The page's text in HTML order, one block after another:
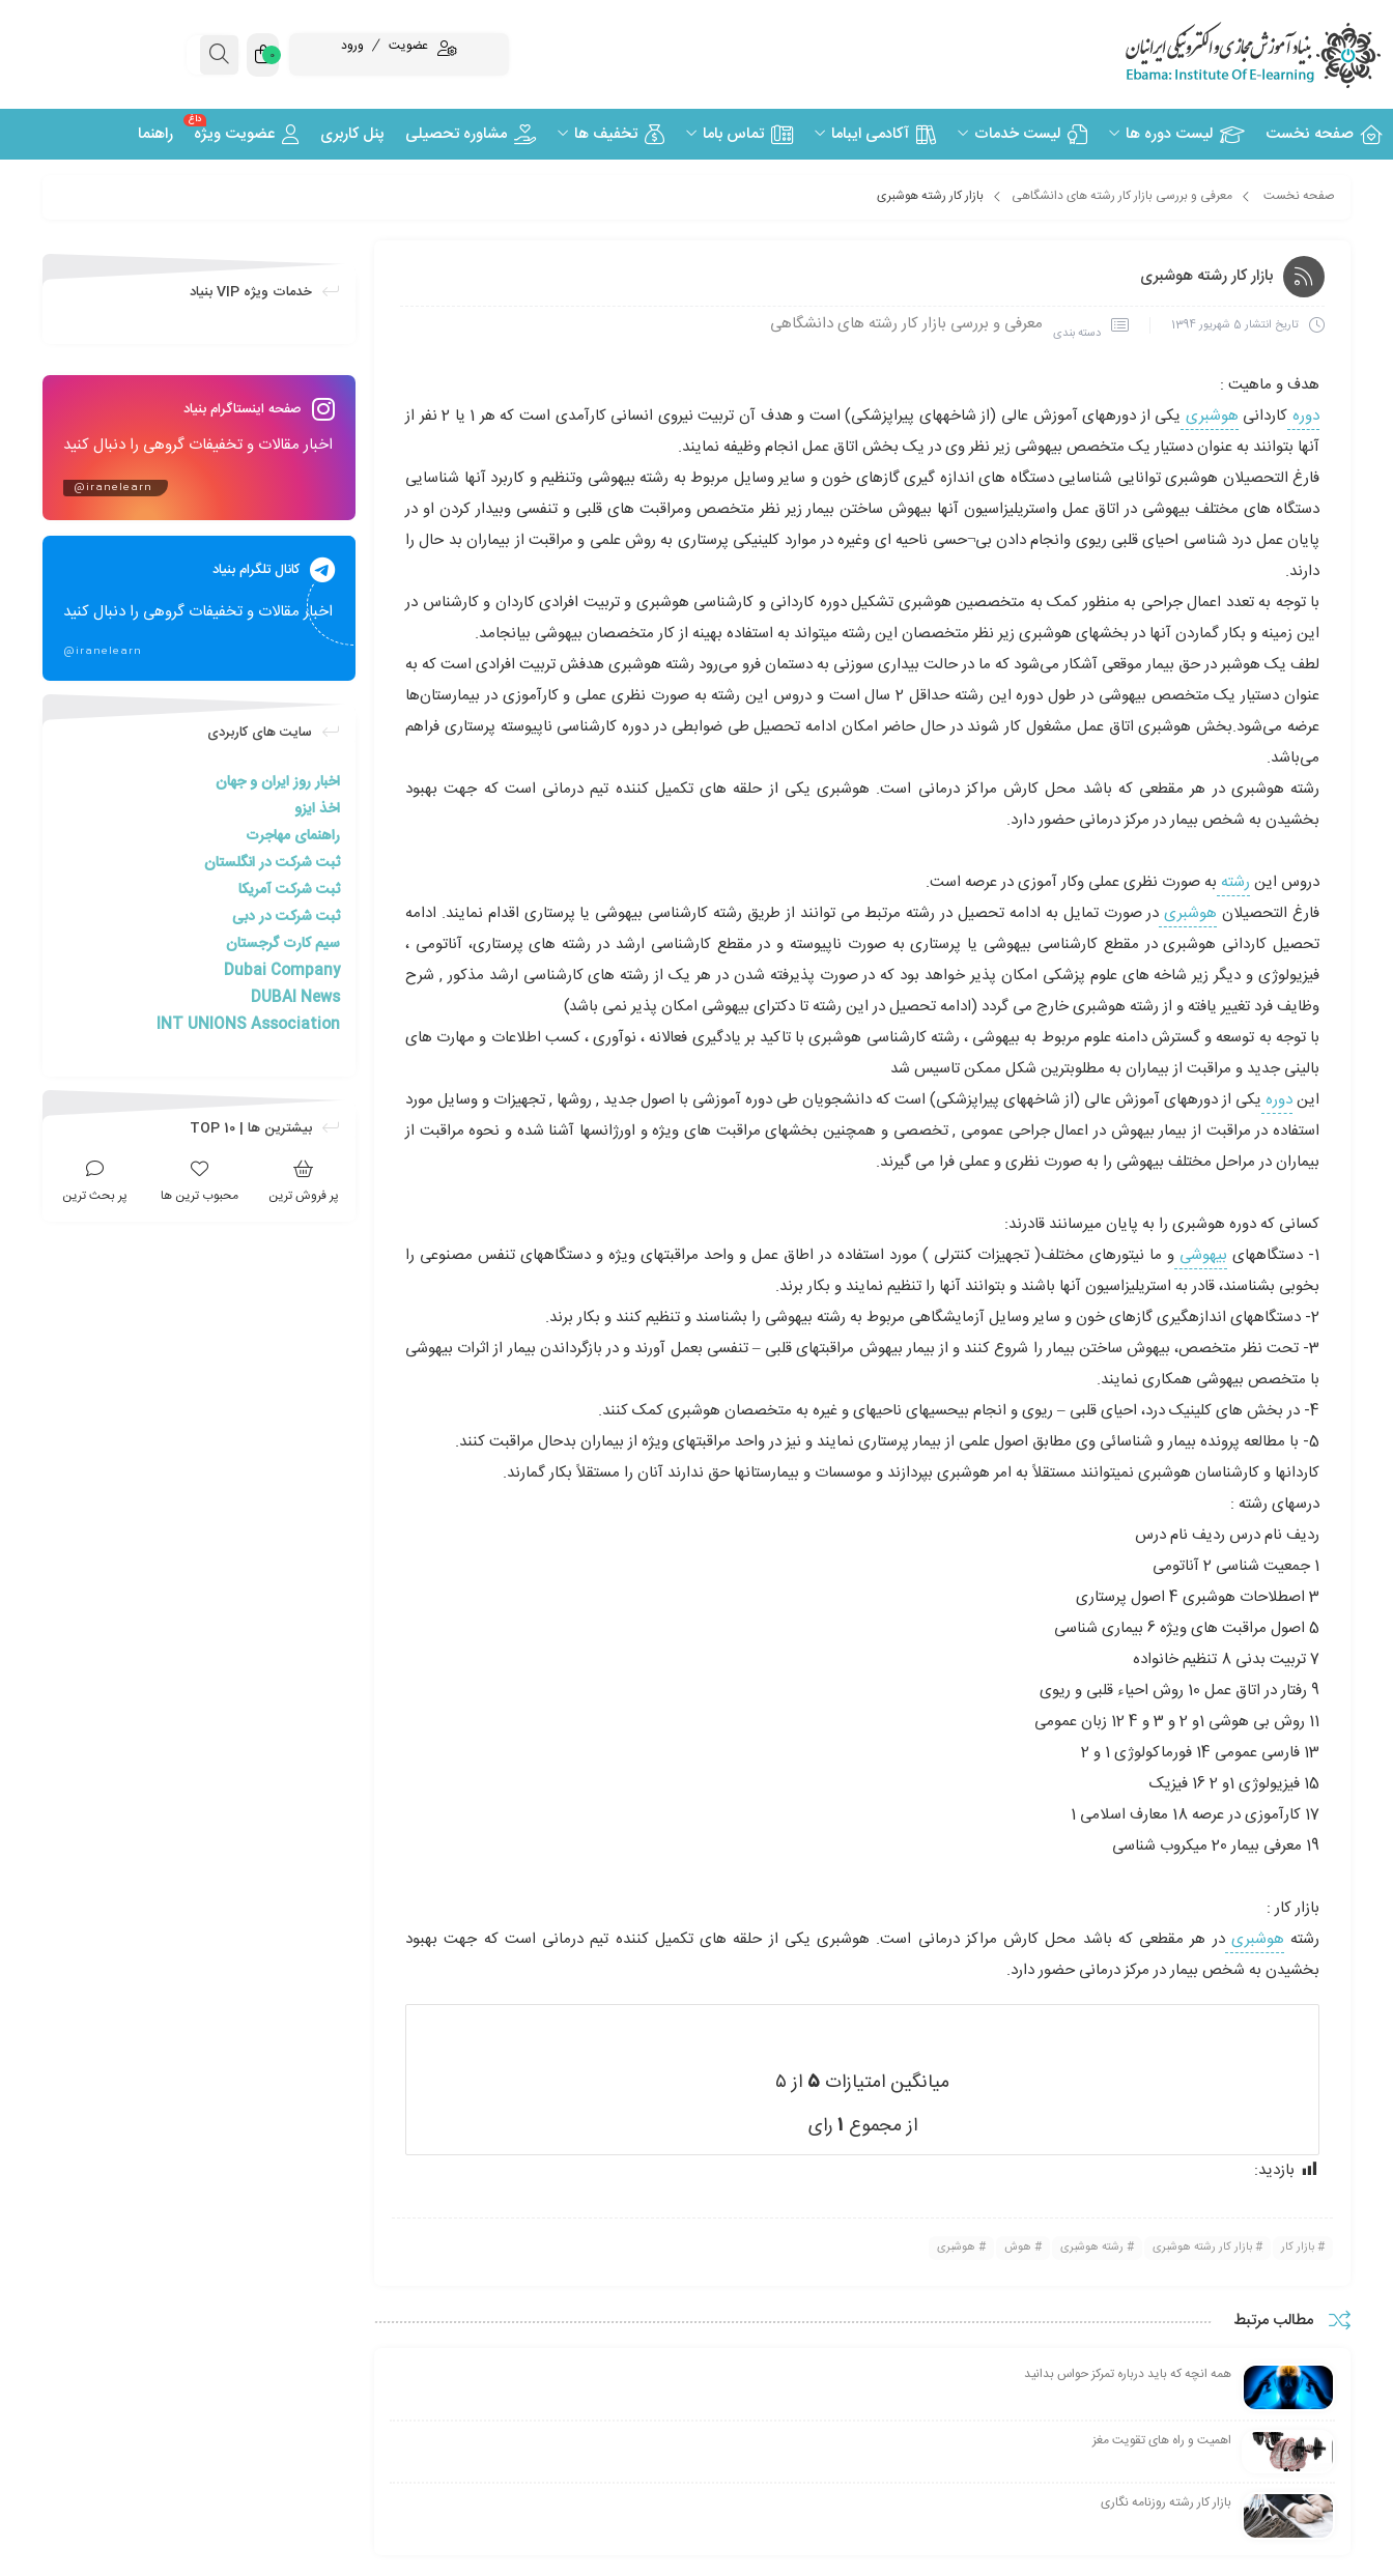
عضویت ورود 0
صفحه نخست لیست دوره ها لیست خدمات آکادمی ایباما تماس باما تخفیف ها مشاوره تحصیلی پنل کاربری عضویت ویژه
داغ
راهنما
صفحه نخست معرفی و بررسی بازار کار رشته های دانشگاهی بازار کار رشته هوشبری
بازار کار رشته هوشبری
تاریخ انتشار5 شهریور 1394 دسته بندی معرفی و بررسی بازار کار رشته های دانشگاهی
هدف و ماهیت :
دوره کاردانی هوشبری
یکی از دوره‏های آموزش عالی (از شاخه‏های پیراپزشکی) است و هدف آن تربیت نیروی انسانی کارآمدی است که هر 1 یا 2 نفر از
آنها بتوانند به عنوان دستیار یک متخصص بیهوشی زیر نظر وی در یک بخش اتاق عمل انجام وظیفه نمایند.
فارغ التحصیلان هوشبری توانایی شناسایی دستگاه های اندازه گیری گازهای خون و سایر وسایل مربوط به رشته بیهوشی وتنظیم و کاربرد آنها شناسایی
دستگاه های مختلف بیهوشی در اتاق عمل واستریلیزاسیون آنها بیهوش ساختن بیمار زیر نظر متخصص ومراقبت های قلبی و تنفسی وبیدار کردن او در
پایان عمل درد شناسی احیای قلبی ریوی وانجام دادن بی¬حسی ناحیه ای وغیره در موارد کلینیکی پرستاری به روش علمی و مراقبت از بیماران بد حال را
دارند.
با توجه به تعدد اعمال جراحی به منظور کمک به متخصصین هوشبری تشکیل دوره کاردانی و کارشناسی هوشبری و تربیت افرادی کاردان و کارشناس در
این زمینه و بکار گماردن آنها در بخشهای هوشبری زیر نظر متخصصان این رشته می‏تواند به استفاده بهینه از کار متخصصان بیهوشی بیانجامد.
لطف یک هوشبر در حق بیمار موقعی آشکار می‌شود که ما در حالت بیداری سوزنی به دستمان فرو می‌رود رشته هوشبری هدفش تربیت افرادی است که به
عنوان دستیار یک متخصص بیهوشی در طول دوره این رشته حداقل 2 سال است و دروس این رشته به صورت نظری عملی و کارآموزی در بیمارستان‌ها
عرضه می‌شود.بخش هوشبری اتاق عمل مشغول کار شوند در حال حاضر امکان ادامه تحصیل طی ضوابطی در دوره کارشناسی ناپیوسته پرستاری فراهم
می‌باشد.
رشته هوشبری در هر مقطعی که باشد محل کارش مراکز درمانی است. هوشبری یکی از حلقه های تکمیل کننده تیم درمانی است که جهت بهبود
بخشیدن به شخص بیمار در مرکز درمانی حضور دارد.
دروس این رشته به صورت نظری عملی وکار آموزی در عرصه است.
فارغ ‏التحصیلان هوشبری در صورت تمایل به ادامه تحصیل در رشته مرتبط می توانند از طریق رشته کارشناسی بیهوشی یا پرستاری اقدام نمایند. ادامه
تحصیل کاردانی هوشبری در مقطع کارشناسی بیهوشی یا پرستاری به صورت ناپیوسته و در مقطع کارشناسی ارشد در رشته های پرستاری، آناتومی ،
فیزیولوژی و دیگر زیر شاخه های علوم پزشکی امکان پذیر خواهد بود که در صورت پذیرفته شدن در هر یک از رشته های کارشناسی ارشد مذکور , شرح
وظایف فرد تغییر یافته و از رشته هوشبری خارج می گردد (ادامه تحصیل در این رشته تا دکترای بیهوشی امکان پذیر نمی باشد)
با توجه به توسعه و گسترش دامنه علوم مربوط به بیهوشی ، رشته کارشناسی هوشبری با تاکید بر یادگیری فعالانه ، نوآوری ، کسب اطلاعات و مهارت های
بالینی جدید و مراقبت از بیماران به مطلوبترین شکل ممکن تاسیس شد
ایندوره یکی از دوره‏های آموزش عالی (از شاخه‏های پیراپزشکی) است که دانشجویان طی دوره آموزشی با اصول جدید , روشها , تجهیزات و وسایل مورد
استفاده در مراقبت از بیمار بیهوش در اعمال جراحی عمومی , تخصصی و همچنین بخشهای مراقبت های ویژه و اورژانسها آشنا شده و نحوه مراقبت از
بیماران در مراحل مختلف بیهوشی را به صورت نظری و عملی فرا می گیرند.
کسانی که دوره هوشبری را به پایان می‏رسانند قادرند:
1- دستگاههای
بیهوشیو ما نیتورهای مختلف( تجهیزات کنترلی ) مورد استفاده در اطاق عمل و واحد مراقبت‏های ویژه و دستگاههای تنفس مصنوعی را
بخوبی بشناسند، قادر به استریلیزاسیون آنها باشند و بتوانند آنها را تنظیم نمایند و بکار برند.
2- دستگاههای اندازه‏گیری گازهای خون و سایر وسایل آزمایشگاهی مربوط به رشته بیهوشی را بشناسند و تنظیم کنند و بکار برند.
3- تحت نظر متخصص، بیهوش ساختن بیمار را شروع کنند و از بیمار بیهوش مراقبتهای قلبی – تنفسی بعمل آورند و در بازگرداندن بیمار از اثرات بیهوشی
با متخصص بیهوشی همکاری نمایند.
4- در بخش های کلینیک درد، احیای قلبی – ریوی و انجام بیحسی‏های ناحیه‏ای و غیره به متخصصان هوشبری کمک کنند.
5- با مطالعه پرونده بیمار و شناسائی وی مطابق اصول علمی از بیمار پرستاری نمایند و نیز در واحد مراقبتهای ویژه از بیماران بدحال مراقبت کنند.
کاردانها و کارشناسان هوشبری نمی‏توانند مستقلاً به امر هوشبری بپردازند و موسسات و بیمارستانها حق ندارند آنان را مستقلاً بکار گمارند.
درسهای رشته :
ردیف نام درس ردیف نام درس
1 جمعیت شناسی 2 آناتومی
3 اصطلاحات هوشبری 4 اصول پرستاری
5 اصول مراقبت های ویژه 6 بیماری شناسی
7 تربیت بدنی 8 تنظیم خانواده
9 رفتار در اتاق عمل 10 روش احیاء قلبی و ریوی
11 روش بی هوشی 1و 2 و 3 و 4 12 زبان عمومی
13 فارسی عمومی 14 فورماکولوژی 1 و 2
15 فیزیولوژی 1و 2 16 فیزیک
17 کارآموزی در عرصه 18 معارف اسلامی 1
19 معرفی بیمار 20 میکروب شناسی
بازار کار :
رشته هوشبریدر هر مقطعی که باشد محل کارش مراکز درمانی است. هوشبری یکی از حلقه های تکمیل کننده تیم درمانی است که جهت بهبود
بخشیدن به شخص بیمار در مرکز درمانی حضور دارد.
میانگین امتیازات ۵ از ۵
از مجموع ۱رای
بازدید:
بازار کار بازار کار رشته هوشبری رشته هوشبری هوش هوشبری
مطالب مرتبط
همه انچه که باید درباره تمرکز حواس بدانید
اهمیت و راه های تقویت مغز
بازار کار رشته روزنامه نگاری
خدمات ویژه VIP بنیاد
صفحه اینستاگرام بنیاد
اخبار مقالات و تخفیفات گروهی را دنبال کنید
@iranelearn
کانال تلگرام بنیاد
اخبار مقالات و تخفیفات گروهی را دنبال کنید
@iranelearn
سایت های کاربردی
اخبار روز ایران و جهان
اخذ ایزو
راهنمای مهاجرت
ثبت شرکت در انگلستان
ثبت شرکت آمریکا
ثبت شرکت در دبی
سیم کارت گرجستان
Dubai Company
DUBAI News
INT UNIONS Association
بیشترین ها | TOP 10
پر فروش ترین محبوب ترین ها پر بحث ترین